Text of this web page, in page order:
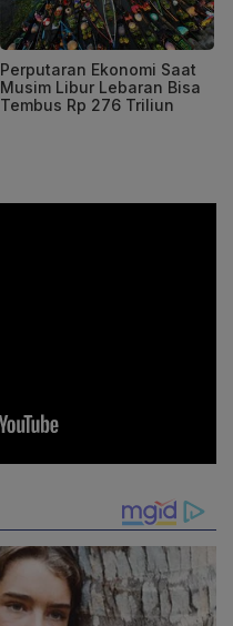
Perputaran Ekonomi Saat
Musim Libur Lebaran Bisa
Tembus Rp 276 Triliun